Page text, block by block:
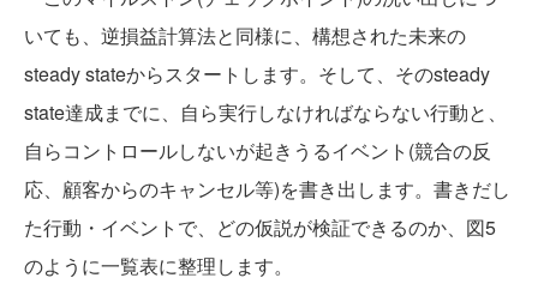
いても、逆損益計算法と同様に、構想された未来の
steady stateからスタートします。そして、そのsteady
state達成までに、自ら実行しなければならない行動と、
自らコントロールしないが起きうるイベント(競合の反
応、顧客からのキャンセル等)を書き出します。書きだし
た行動・イベントで、どの仮説が検証できるのか、図5
のように一覧表に整理します。